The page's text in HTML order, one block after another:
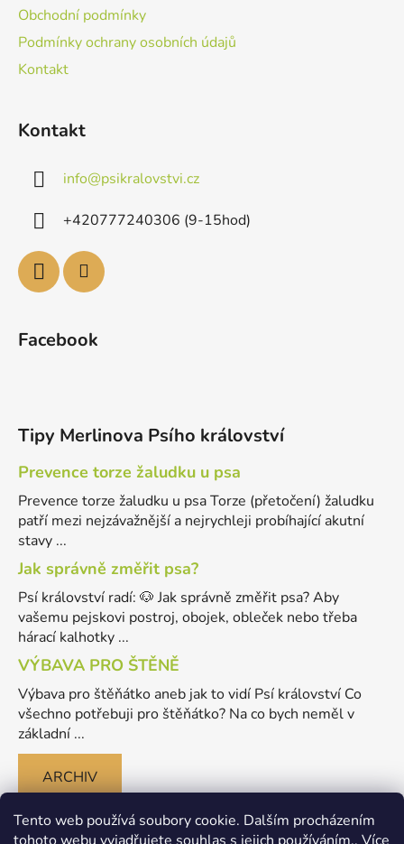
Tento web používá soubory cookie. Dalším procházením
Obchodní podmínky
Podmínky ochrany osobních údajů
Kontakt
Kontakt
info@psikralovstvi.cz
+420777240306 (9-15hod)
Facebook
Tipy Merlinova Psího království
Prevence torze žaludku u psa
Prevence torze žaludku u psa Torze (přetočení) žaludku
patří mezi nejzávažnější a nejrychleji probíhající akutní
stavy ...
Jak správně změřit psa?
Psí království radí: 🐶 Jak správně změřit psa? Aby
vašemu pejskovi postroj, obojek, obleček nebo třeba
hárací kalhotky ...
VÝBAVA PRO ŠTĚNĚ
Výbava pro štěňátko aneb jak to vidí Psí království Co
všechno potřebuji pro štěňátko? Na co bych neměl v
základní ...
ARCHIV